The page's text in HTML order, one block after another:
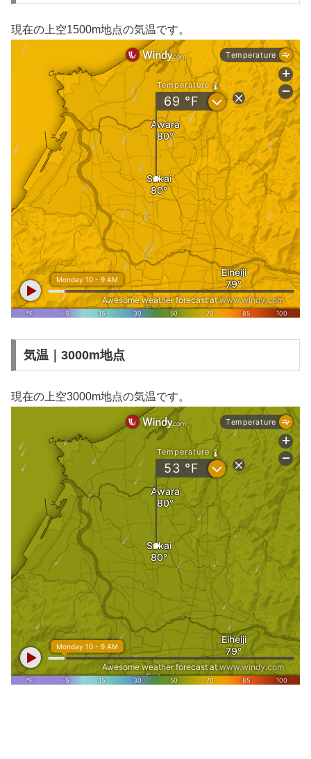
現在の上空1500m地点の気温です。
気温｜3000m地点
現在の上空3000m地点の気温です。